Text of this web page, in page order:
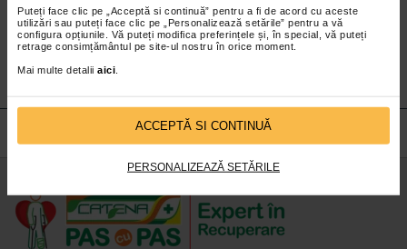
Puteți face clic pe „Acceptă si continuă” pentru a fi de acord cu aceste
utilizări sau puteți face clic pe „Personalizează setările” pentru a vă
configura opțiunile. Vă puteți modifica preferințele și, în special, vă puteți
retrage consimțământul pe site-ul nostru în orice moment.
Mai multe detalii aici
ACCEPTĂ SI CONTINUĂ
PERSONALIZEAZĂ SETĂRILE
Nu lăsa niciunpreț micneobservat.
Abonează-tela newsletter-ul nostru!